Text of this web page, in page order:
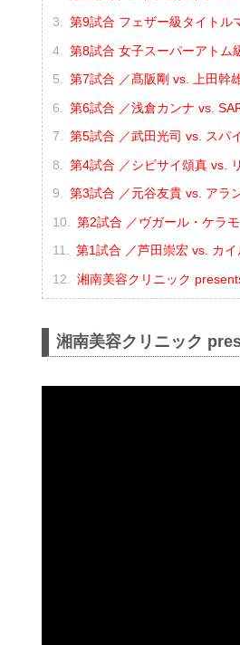
第9試合 フェザー級タイトル
第8試合 女子スーパーアトム
第7試合 ／髙阪剛 vs. 上田幹
第6試合 ／浅倉カンナ vs.
第5試合 ／武田光司 vs. スパ
第4試合 ／シビサイ頌真 vs.
第3試合 ／元谷友貴 vs. アラ
第2試合 ／ヴガール・ケラ
第1試合 ／芦田崇宏 vs. カ
湘南美容クリニック
湘南美容クリニック